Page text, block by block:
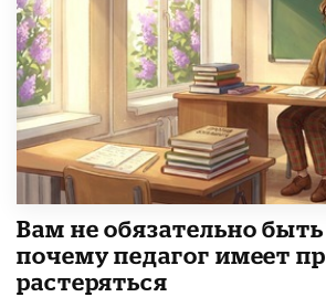
​Вам не обязательно
почему педагог имеет
растеряться